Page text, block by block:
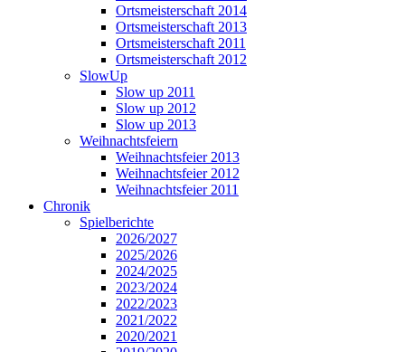
Ortsmeisterschaft 2014
Ortsmeisterschaft 2013
Ortsmeisterschaft 2011
Ortsmeisterschaft 2012
SlowUp
Slow up 2011
Slow up 2012
Slow up 2013
Weihnachtsfeiern
Weihnachtsfeier 2013
Weihnachtsfeier 2012
Weihnachtsfeier 2011
Chronik
Spielberichte
2026/2027
2025/2026
2024/2025
2023/2024
2022/2023
2021/2022
2020/2021